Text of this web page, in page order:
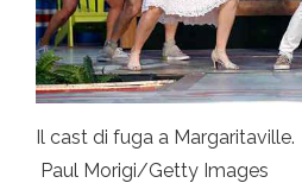
Il cast di fuga a Margaritaville.
Paul Morigi/Getty Images